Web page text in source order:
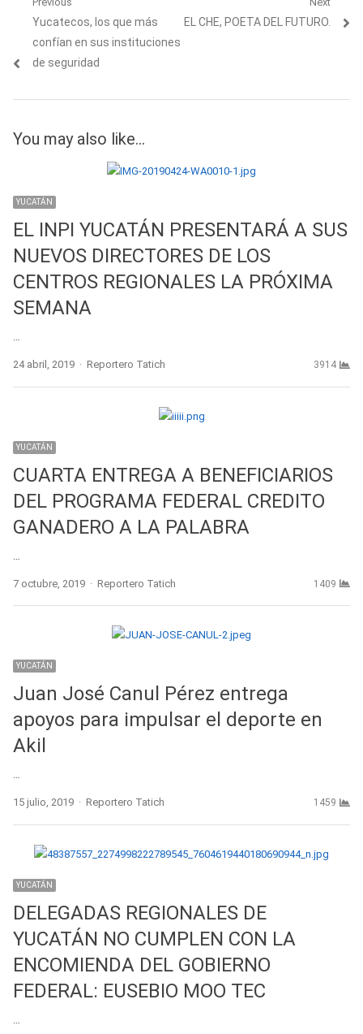
Navegación
de
entradas
Previous
post:
Yucatecos, los que más
confían en sus instituciones
de seguridad
Next
EL CHE, POETA DEL FUTURO.
You may also like...
YUCATÁN
EL INPI YUCATÁN PRESENTARÁ A SUS
NUEVOS DIRECTORES DE LOS
CENTROS REGIONALES LA PRÓXIMA
SEMANA
24 abril, 2019 Author
Reportero Tatich 3914
YUCATÁN
CUARTA ENTREGA A BENEFICIARIOS
DEL PROGRAMA FEDERAL CREDITO
GANADERO A LA PALABRA
7 octubre, 2019 Author
Reportero Tatich 1409
YUCATÁN
Juan José Canul Pérez entrega
apoyos para impulsar el deporte en
Akil
…
15 julio, 2019 Author
Reportero Tatich 1459
YUCATÁN
DELEGADAS REGIONALES DE
YUCATÁN NO CUMPLEN CON LA
ENCOMIENDA DEL GOBIERNO
FEDERAL: EUSEBIO MOO TEC
…